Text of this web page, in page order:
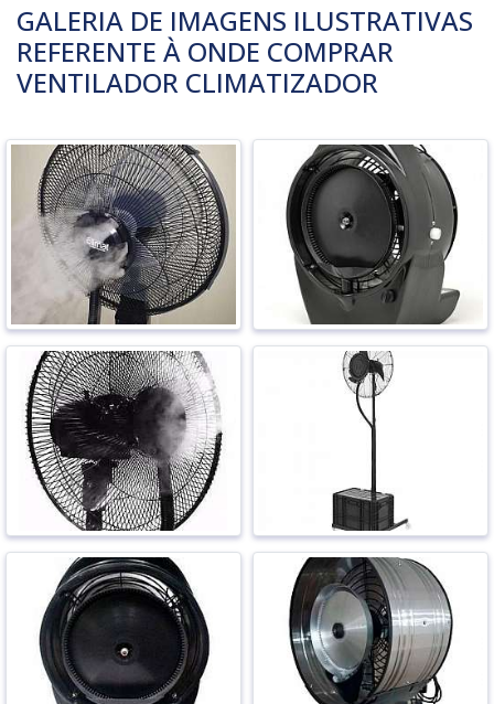
GALERIA DE IMAGENS ILUSTRATIVAS
REFERENTE À ONDE COMPRAR
VENTILADOR CLIMATIZADOR